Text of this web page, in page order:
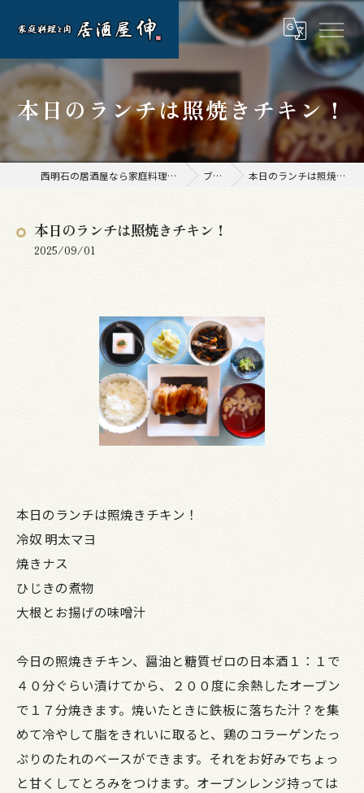
本日のランチは照焼きチキン！
西明石の居酒屋なら家庭料理と肉 居酒屋 伸 ブログ 本日のランチは照焼きチキン！
本日のランチは照焼きチキン！
2025/09/01
本日のランチは照焼きチキン！
冷奴 明太マヨ
焼きナス
ひじきの煮物
大根とお揚げの味噌汁
今日の照焼きチキン、醤油と糖質ゼロの日本酒１：１で
４０分ぐらい漬けてから、２００度に余熱したオーブン
で１７分焼きます。焼いたときに鉄板に落ちた汁？を集
めて冷やして脂をきれいに取ると、鶏のコラーゲンたっ
ぷりのたれのベースができます。それをお好みでちょっ
と甘くしてとろみをつけます。オーブンレンジ持っては